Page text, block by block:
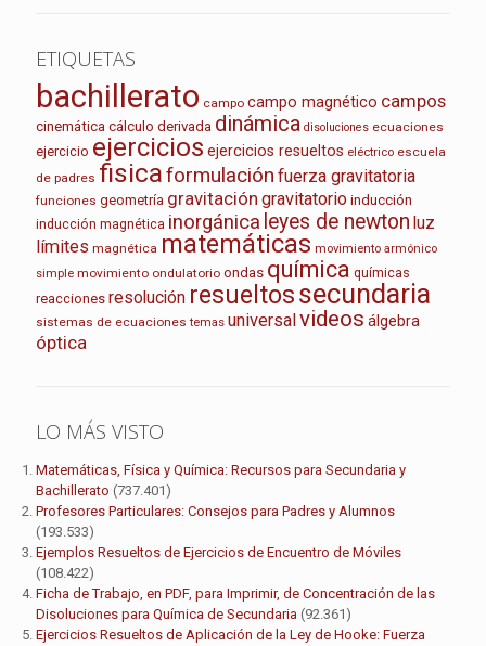
ETIQUETAS
bachillerato campo campo magnético campos
cinemática cálculo derivada dinámica disoluciones ecuaciones
ejercicio ejercicios ejercicios resueltos eléctrico escuela
de padres fisicaformulación fuerza gravitatoria
funciones geometría gravitación gravitatorio inducción
inducción magnética inorgánica leyes de newton luz
límites magnética matemáticas movimiento armónico
simple movimiento ondulatorio ondas química químicas
reacciones resolución resueltossecundaria
sistemas de ecuaciones temas universalvideos álgebra
óptica
LO MÁS VISTO
Matemáticas, Física y Química: Recursos para Secundaria y
Bachillerato (737.401)
Profesores Particulares: Consejos para Padres y Alumnos
(193.533)
Ejemplos Resueltos de Ejercicios de Encuentro de Móviles
(108.422)
Ficha de Trabajo, en PDF, para Imprimir, de Concentración de las
Disoluciones para Química de Secundaria (92.361)
Ejercicios Resueltos de Aplicación de la Ley de Hooke: Fuerza